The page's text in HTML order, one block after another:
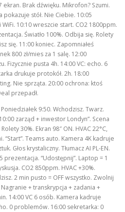
ekran. Brak dźwięku. Mikrofon? Szumi.
stół. Nie Ciebie. 10:05
10:10 wreszcie start. CO2 1800ppm.
Światło 100%. Odbija się. Rolety
się. 11:00 koniec. Zapomniałeś
800 zł/mies za 1 salę. 12:00
Fizycznie pusta 4h. 14:00 VC: echo. 6
drukuje protokół. 2h. 18:00
Nie sprząta. 20:00 ochrona: ktoś
przepadł.
Poniedziałek 9:50. Wchodzisz. Twarz.
zarząd + inwestor Londyn”. Scena
30%. Ekran 98″ ON. HVAC 22°C,
“Start”. Teams auto. Kamera 4K kadruje
Głos krystaliczny. Tłumacz AI PL-EN.
“Udostępnij”. Laptop = 1
CO2 850ppm. HVAC +30%.
2 min pusto = OFF wszystko. Zwolnij
+ transkrypcja + zadania +
14:00 VC 6 osób. Kamera kadruje
0 problemów. 16:00 sekretarka: 0